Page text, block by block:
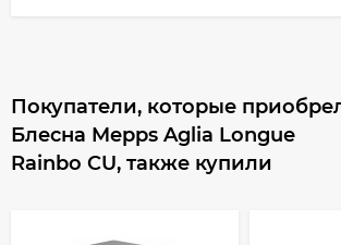
Покупатели, которые
Блесна Mepps Aglia Longue
Rainbo CU, также купили